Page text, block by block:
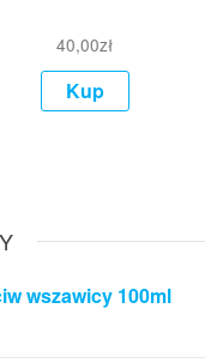
40,00zł
Kup
wszawicy 100ml